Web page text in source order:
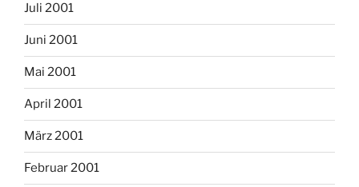
Juli 2001
Juni 2001
Mai 2001
April 2001
März 2001
Februar 2001